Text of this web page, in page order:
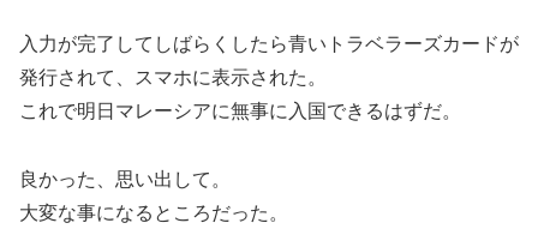
入力が完了してしばらくしたら青いトラベラーズカードが
発行されて、スマホに表示された。
これで明日マレーシアに無事に入国できるはずだ。
良かった、思い出して。
大変な事になるところだった。